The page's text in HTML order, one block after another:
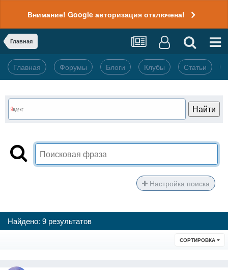
Внимание! Google авторизация отключена!
Главная
Главная Форумы Блоги Клубы Статьи
Настройка поиска
Найдено: 9 результатов
СОРТИРОВКА